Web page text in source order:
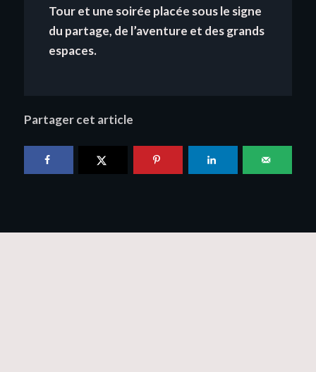
Tour et une soirée placée sous le signe
du partage, de l’aventure et des grands
espaces.
Partager cet article